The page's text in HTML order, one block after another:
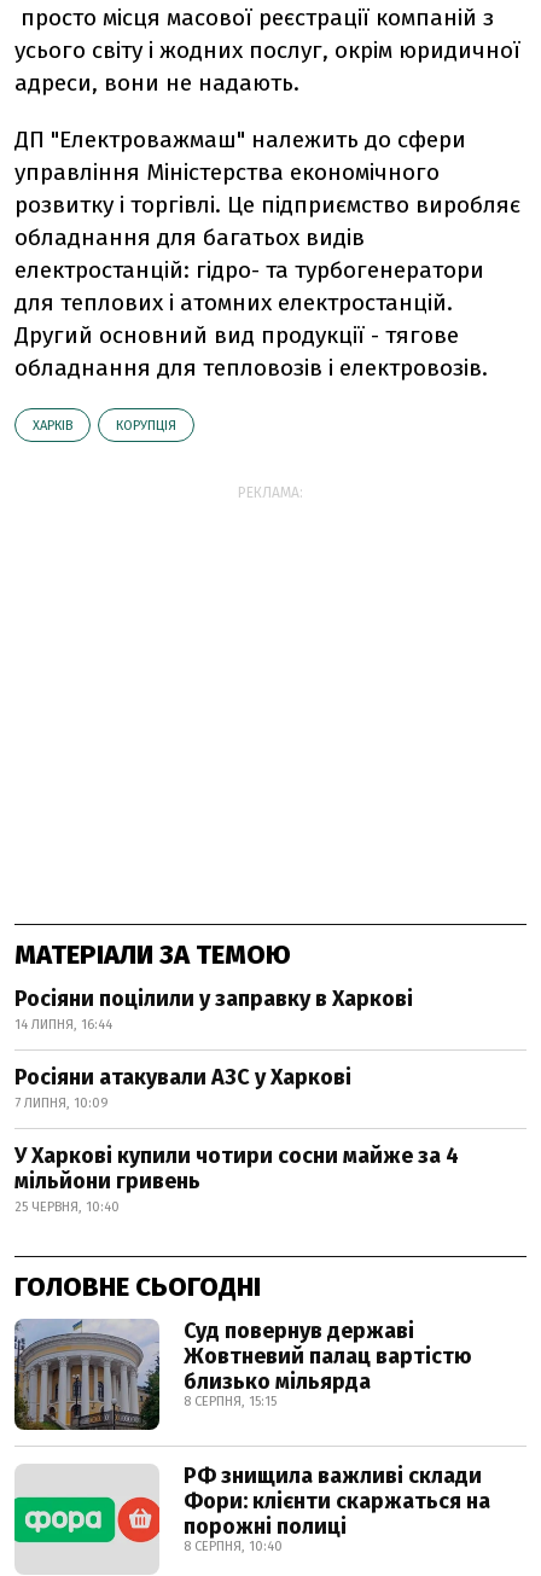
просто місця масової реєстрації компаній з
усього світу і жодних послуг, окрім юридичної
адреси, вони не надають.
ДП "Електроважмаш" належить до сфери
управління Міністерства економічного
розвитку і торгівлі. Це підприємство виробляє
обладнання для багатьох видів
електростанцій: гідро- та турбогенератори
для теплових і атомних електростанцій.
Другий основний вид продукції - тягове
обладнання для тепловозів і електровозів.
ХАРКІВ КОРУПЦІЯ
РЕКЛАМА:
МАТЕРІАЛИ ЗА ТЕМОЮ
Росіяни поцілили у заправку в Харкові
14 ЛИПНЯ, 16:44
Росіяни атакували АЗС у Харкові
7 ЛИПНЯ, 10:09
У Харкові купили чотири сосни майже за 4
мільйони гривень
25 ЧЕРВНЯ, 10:40
ГОЛОВНЕ СЬОГОДНІ
Суд повернув державі
Жовтневий палац вартістю
близько мільярда
8 СЕРПНЯ, 15:15
РФ знищила важливі склади
Фори: клієнти скаржаться на
порожні полиці
8 СЕРПНЯ, 10:40